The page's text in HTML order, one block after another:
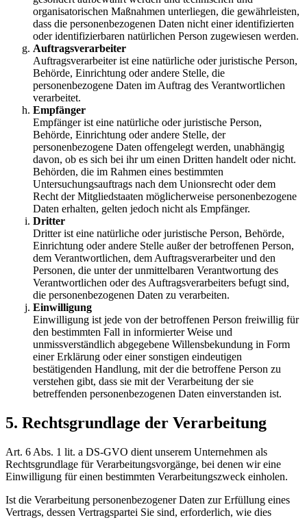
organisatorischen Maßnahmen unterliegen, die gewährleisten,
dass die personenbezogenen Daten nicht einer identifizierten
oder identifizierbaren natürlichen Person zugewiesen werden.
Auftragsverarbeiter
Auftragsverarbeiter ist eine natürliche oder juristische Person,
Behörde, Einrichtung oder andere Stelle, die
personenbezogene Daten im Auftrag des Verantwortlichen
verarbeitet.
Empfänger
Empfänger ist eine natürliche oder juristische Person,
Behörde, Einrichtung oder andere Stelle, der
personenbezogene Daten offengelegt werden, unabhängig
davon, ob es sich bei ihr um einen Dritten handelt oder nicht.
Behörden, die im Rahmen eines bestimmten
Untersuchungsauftrags nach dem Unionsrecht oder dem
Recht der Mitgliedstaaten möglicherweise personenbezogene
Daten erhalten, gelten jedoch nicht als Empfänger.
Dritter
Dritter ist eine natürliche oder juristische Person, Behörde,
Einrichtung oder andere Stelle außer der betroffenen Person,
dem Verantwortlichen, dem Auftragsverarbeiter und den
Personen, die unter der unmittelbaren Verantwortung des
Verantwortlichen oder des Auftragsverarbeiters befugt sind,
die personenbezogenen Daten zu verarbeiten.
Einwilligung
Einwilligung ist jede von der betroffenen Person freiwillig für
den bestimmten Fall in informierter Weise und
unmissverständlich abgegebene Willensbekundung in Form
einer Erklärung oder einer sonstigen eindeutigen
bestätigenden Handlung, mit der die betroffene Person zu
verstehen gibt, dass sie mit der Verarbeitung der sie
betreffenden personenbezogenen Daten einverstanden ist.
5. Rechtsgrundlage der Verarbeitung
Art. 6 Abs. 1 lit. a DS-GVO dient unserem Unternehmen als
Rechtsgrundlage für Verarbeitungsvorgänge, bei denen wir eine
Einwilligung für einen bestimmten Verarbeitungszweck einholen.
Ist die Verarbeitung personenbezogener Daten zur Erfüllung eines
Vertrags, dessen Vertragspartei Sie sind, erforderlich, wie dies